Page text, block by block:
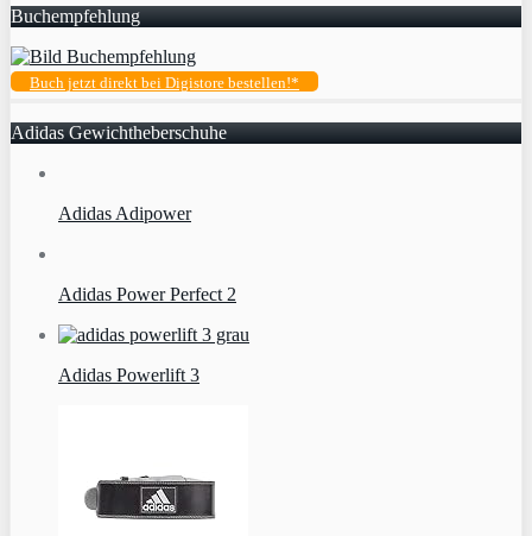
Buchempfehlung
Buch jetzt direkt bei Digistore bestellen!*
Adidas Gewichtheberschuhe
Adidas Adipower
Adidas Power Perfect 2
Adidas Powerlift 3